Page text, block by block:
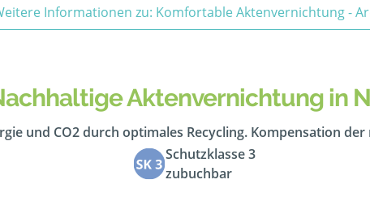
Informationen zu: Komfortable Aktenvernichtung -
Aktenvernichtung in
und CO2 durch optimales Recycling. Kompensation
Schutzklasse 3
zubuchbar